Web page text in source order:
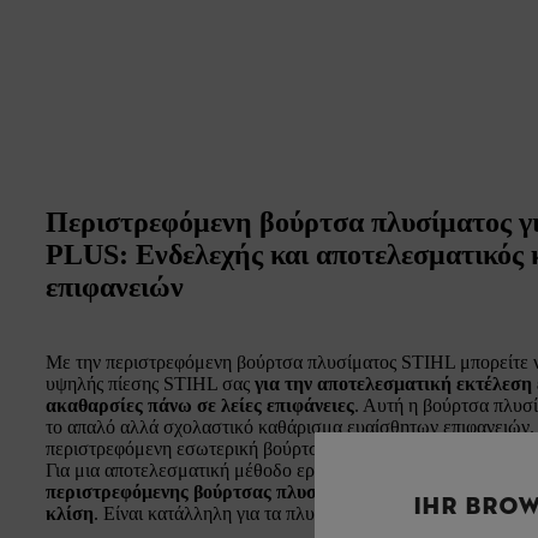
Περιστρεφόμενη βούρτσα πλυσίματος
PLUS: Ενδελεχής και
επιφανειών
Με την περιστρεφόμενη βούρτσα πλυσίματος STIHL μπορείτε
υψηλής πίεσης STIHL σας για την αποτελεσματική
ακαθαρσίες πάνω σε λείες επιφάνειες. Αυτή η βούρτσα
το απαλό αλλά σχολαστικό καθάρισμα ευαίσθητων
περιστρεφόμενη εσωτερική βούρτσα που αφαιρεί
Για μια αποτελεσματική μέθοδο εργασίας, μπορείτε να
περιστρεφόμενης βούρτσας πλυσίματος
ώστε να μπορείτε
κλίση. Είναι κατάλληλη για τα πλυστικά υψηλής πίεσηςSTIHL
IHR